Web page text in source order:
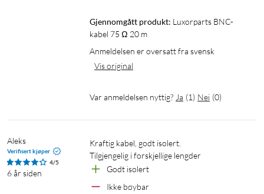
Gjennomgått produkt: Luxorparts BNC-
kabel 75 Ω 20 m
Anmeldelsen er oversatt fra svensk
Vis original
Var anmeldelsen nyttig? Ja (1) Nei (0)
Aleks
Verifisert kjøper
4/5
6 år siden
Kraftig kabel, godt isolert.
Tilgjengelig i forskjellige lengder
Godt isolert
Ikke bøybar